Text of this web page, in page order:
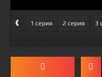
‹ 1 серия 2 серия 3